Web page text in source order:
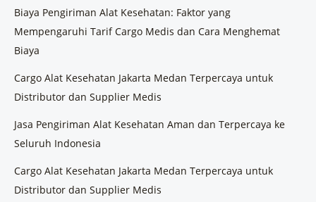
Biaya Pengiriman Alat Kesehatan: Faktor yang
Mempengaruhi Tarif Cargo Medis dan Cara Menghemat
Biaya
Cargo Alat Kesehatan Jakarta Medan Terpercaya untuk
Distributor dan Supplier Medis
Jasa Pengiriman Alat Kesehatan Aman dan Terpercaya ke
Seluruh Indonesia
Cargo Alat Kesehatan Jakarta Medan Terpercaya untuk
Distributor dan Supplier Medis